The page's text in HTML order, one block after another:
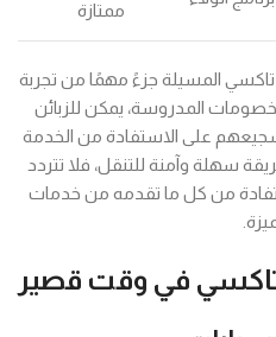
ممتازة
تاكسي المسيلة جزءً مهمًا من تجربة
المدروسة، يمكن للزبائن
على الاستفادة من الخدمة
سهلة وآمنة للتنقل، فلا تتردد
من كل ما تقدمه من خدمات
في وقت قصير